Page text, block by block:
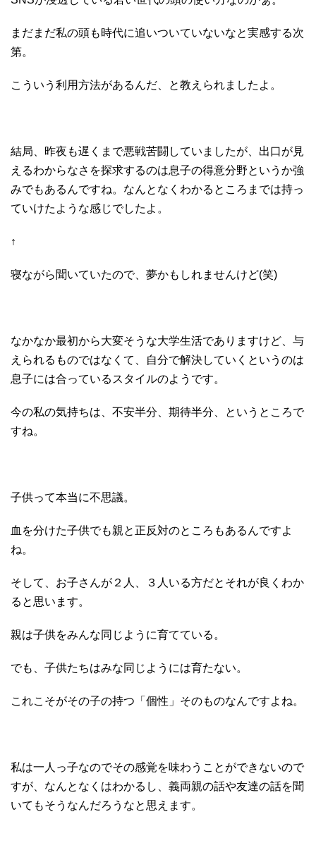
まだまだ私の頭も時代に追いついていないなと実感する次
第。
こういう利用方法があるんだ、と教えられましたよ。
結局、昨夜も遅くまで悪戦苦闘していましたが、出口が見
えるわからなさを探求するのは息子の得意分野というか強
みでもあるんですね。なんとなくわかるところまでは持っ
ていけたような感じでしたよ。
↑
寝ながら聞いていたので、夢かもしれませんけど(笑)
なかなか最初から大変そうな大学生活でありますけど、与
えられるものではなくて、自分で解決していくというのは
息子には合っているスタイルのようです。
今の私の気持ちは、不安半分、期待半分、というところで
すね。
子供って本当に不思議。
血を分けた子供でも親と正反対のところもあるんですよ
ね。
そして、お子さんが２人、３人いる方だとそれが良くわか
ると思います。
親は子供をみんな同じように育てている。
でも、子供たちはみな同じようには育たない。
これこそがその子の持つ「個性」そのものなんですよね。
私は一人っ子なのでその感覚を味わうことができないので
すが、なんとなくはわかるし、義両親の話や友達の話を聞
いてもそうなんだろうなと思えます。